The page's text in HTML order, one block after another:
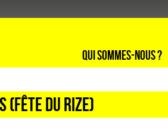
Qui sommes-nous ?
(fête du Rize)